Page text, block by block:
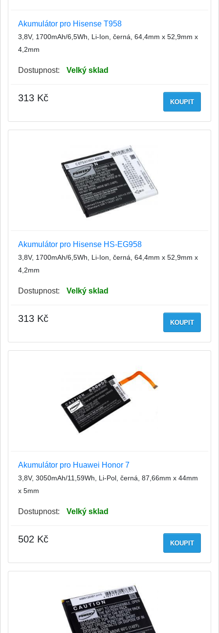
Akumulátor pro Hisense T958
3,8V, 1700mAh/6,5Wh, Li-Ion, černá, 64,4mm x 52,9mm x
4,2mm
Dostupnost: Velký sklad
KOUPIT
313 Kč
Akumulátor pro Hisense HS-EG958
3,8V, 1700mAh/6,5Wh, Li-Ion, černá, 64,4mm x 52,9mm x
4,2mm
Dostupnost: Velký sklad
KOUPIT
313 Kč
Akumulátor pro Huawei Honor 7
3,8V, 3050mAh/11,59Wh, Li-Pol, černá, 87,66mm x 44mm
x 5mm
Dostupnost: Velký sklad
KOUPIT
502 Kč